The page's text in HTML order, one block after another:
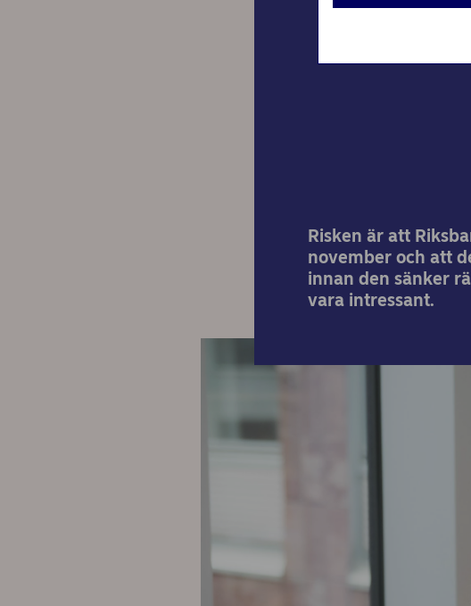
Risken är att
november och att
innan den sänker
vara intressant.